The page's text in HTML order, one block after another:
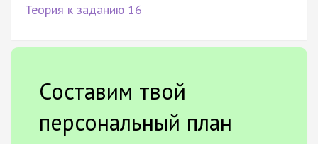
Теория к заданию 16
Составим твой
персональный план